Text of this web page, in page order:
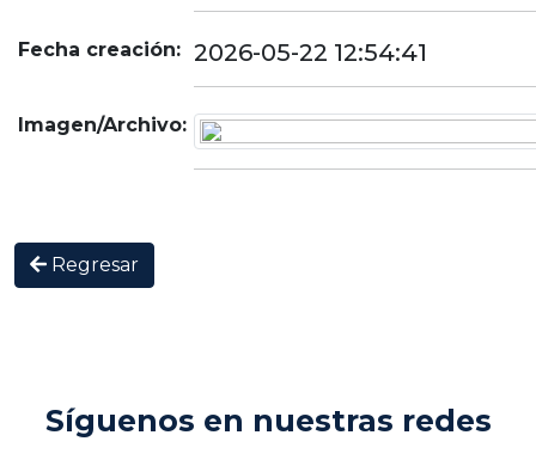
Fecha creación: 2026-05-22 12:54:41
Imagen/Archivo:
Regresar
Síguenos en nuestras redes